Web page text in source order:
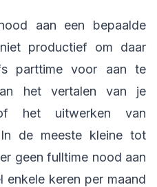
aan een bepaalde
productief om daar
parttime voor aan te
het vertalen van je
of het uitwerken van
In de meeste kleine tot
geen fulltime nood aan
enkele keren per maand